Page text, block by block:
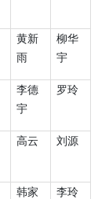
黄新
雨
柳华
宇
李德
宇
罗玲
高云 刘源
韩家
李玲